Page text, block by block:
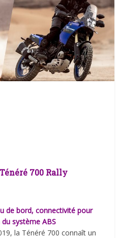
700 Rally
de bord, connectivité pour
système ABS
la Ténéré 700 connaît un